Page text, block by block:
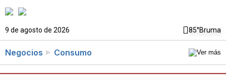
9 de agosto de 2026 85°Bruma
Negocios Consumo